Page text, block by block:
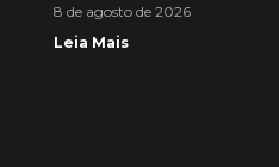
8 de agosto de 2026
Leia Mais